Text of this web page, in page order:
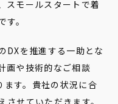
スモールスタートで着
。
DXを推進する一助とな
画や技術的なご相談
ます。貴社の状況に合
せていただきます。